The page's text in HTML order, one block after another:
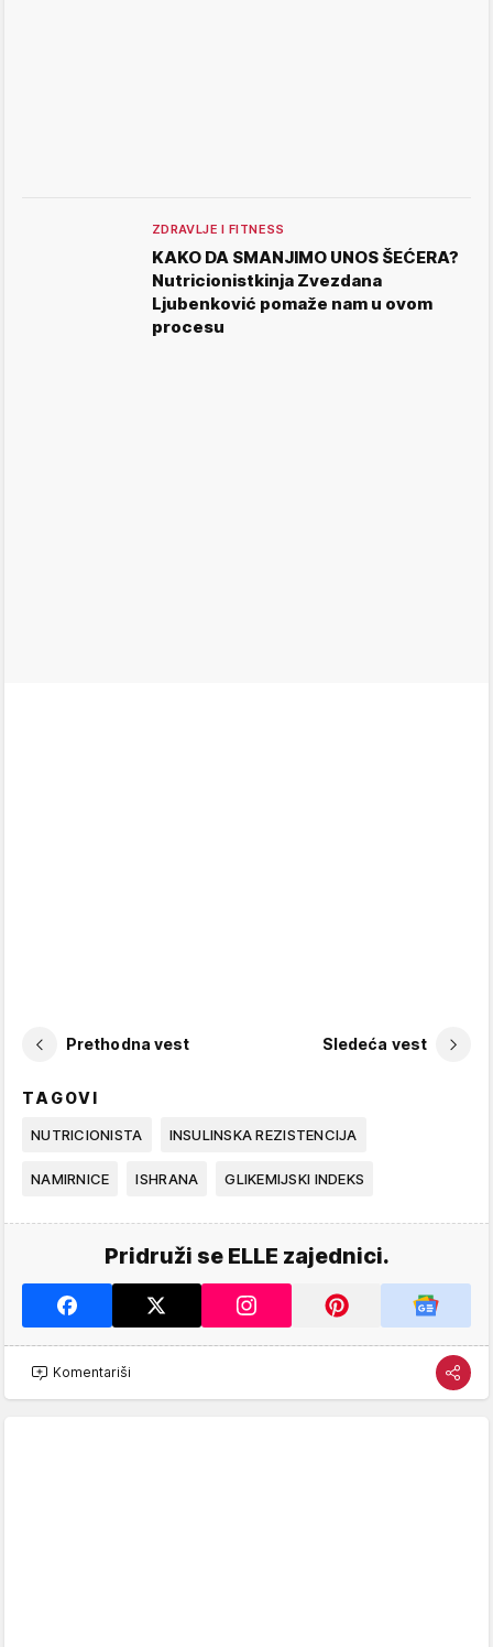
ZDRAVLJE I FITNESS
KAKO DA SMANJIMO UNOS ŠEĆERA?
Nutricionistkinja Zvezdana
Ljubenković pomaže nam u ovom
procesu
Prethodna vest Sledeća vest
TAGOVI
NUTRICIONISTA INSULINSKA REZISTENCIJA
NAMIRNICE ISHRANA GLIKEMIJSKI INDEKS
Pridruži se ELLE zajednici.
Komentariši